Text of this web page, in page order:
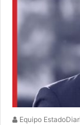
Equipo